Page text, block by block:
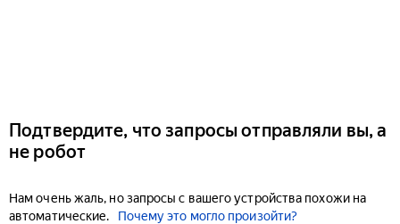
Подтвердите, что запросы отправляли вы, а
не робот
Нам очень жаль, но запросы с вашего устройства похожи на
автоматические.
Почему это могло произойти?